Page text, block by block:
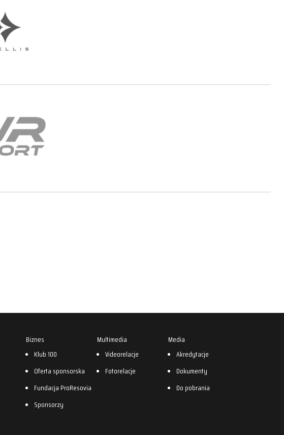
Biznes
Klub 100
Oferta sponsorska
Fundacja ProResovia
Sponsorzy
Multimedia
Videorelacje
Fotorelacje
Media
Akredytacje
Dokumenty
Do pobrania